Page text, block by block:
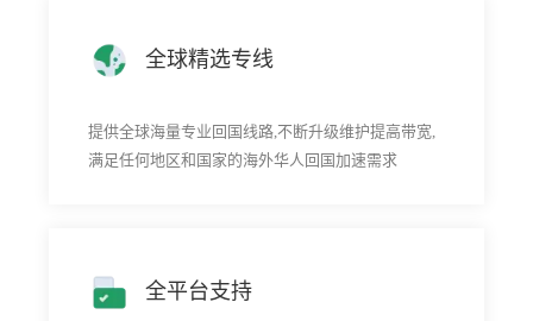
全球精选专线
提供全球海量专业回国线路,不断升级维护提高带宽,
满足任何地区和国家的海外华人回国加速需求
全平台支持